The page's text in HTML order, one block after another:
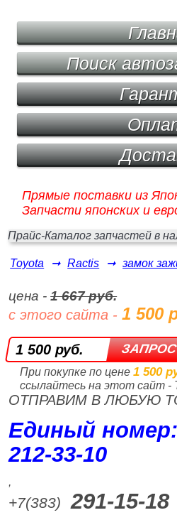
Поиск
Прямые поставки из
Запчасти японских и
Прайс-Каталог запчастей в
Toyota ➞ Ractis ➞ замок
цена -1 667 руб.
с этого сайта -1 500
1 500 руб.
При покупке по цене 1 500
ссылайтесь на этот сайт -
ОТПРАВИМ В ЛЮБУЮ
Единый
212‑33‑10
,
+7(383) 291-15-18